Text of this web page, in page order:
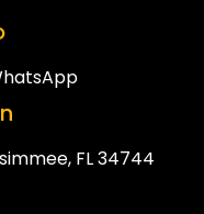
FL 34744